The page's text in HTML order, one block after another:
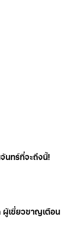
นทร์ที่จะถึงนี้!
ผู้เชี่ยวชาญเตือน